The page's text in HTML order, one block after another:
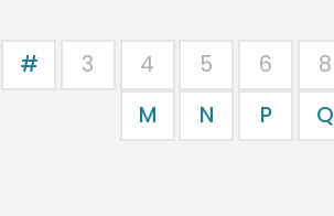
# 3 4 5 6 8
M
N P Q